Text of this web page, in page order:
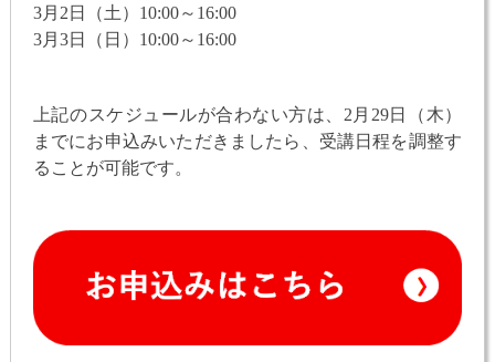
3月2日（土）10:00～16:00
3月3日（日）10:00～16:00
上記のスケジュールが合わない方は、2月29日（木）
までにお申込みいただきましたら、受講日程を調整す
ることが可能です。